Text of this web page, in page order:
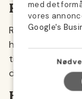
Rødkål frø
Rødkål er kendt
hvilket gør den
til køkkenhaven.
dyrke dine egne
Hvad er
med det
vores
Google's